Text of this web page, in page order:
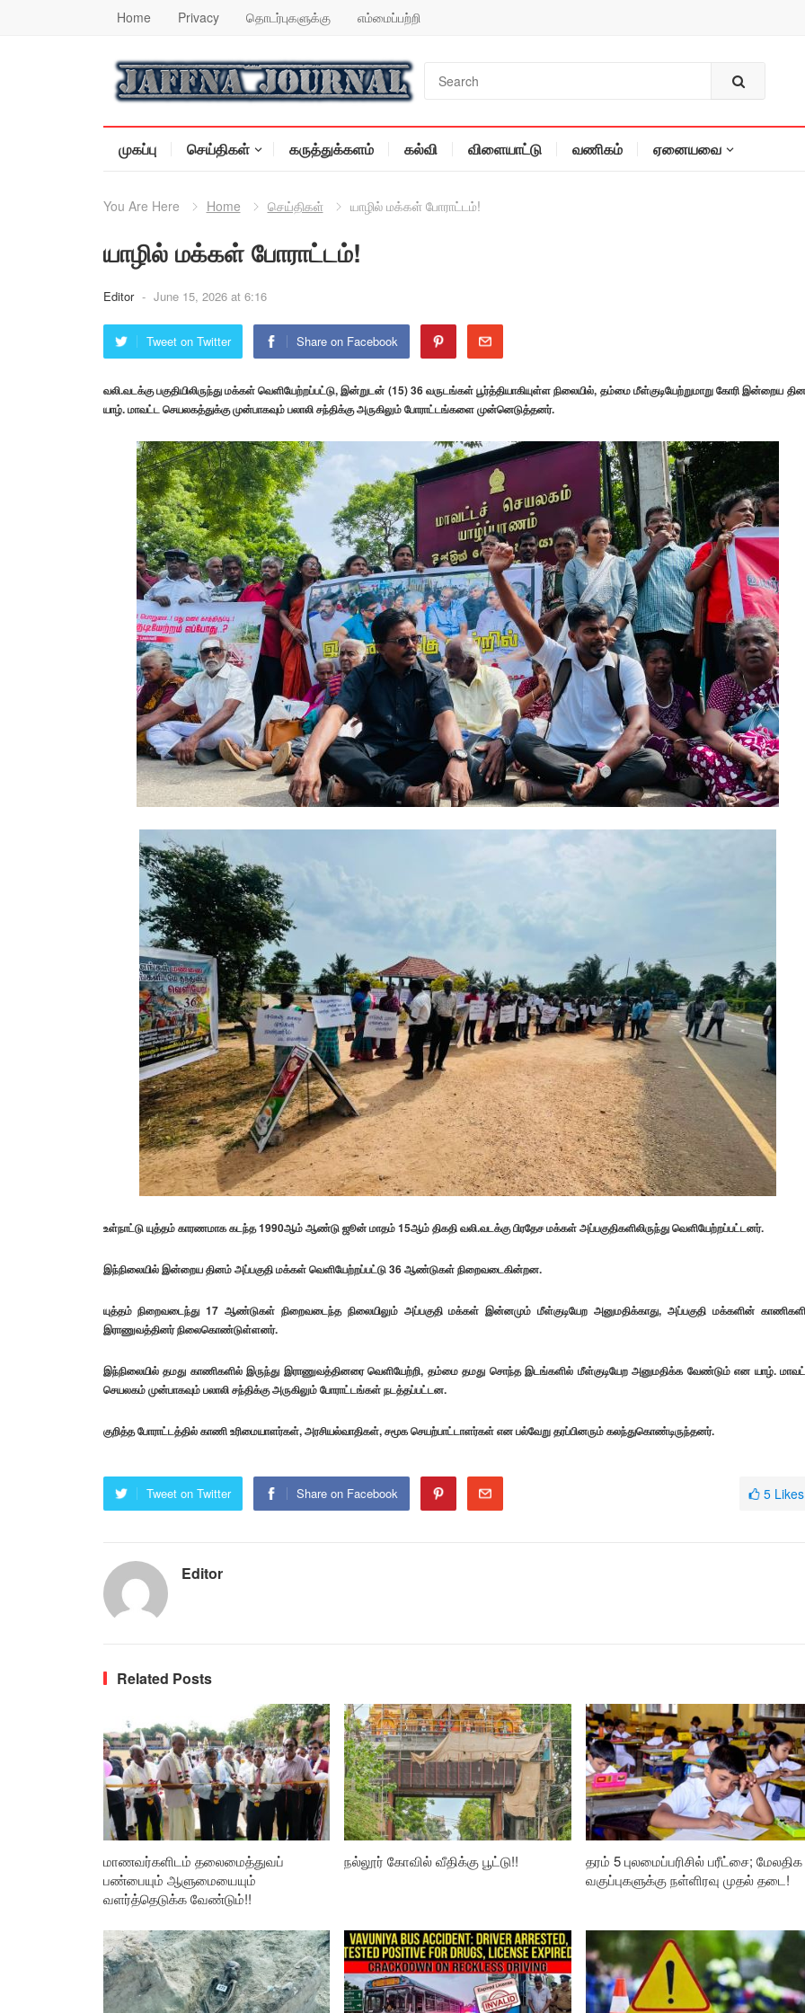
Home Privacy தொடர்புகளுக்கு எம்மைப்பற்றி
முகப்பு செய்திகள் கருத்துக்களம் கல்வி விளையாட்டு வணிகம் ஏனையவை
You Are Here Home செய்திகள் யாழில் மக்கள் போராட்டம்!
யாழில் மக்கள் போராட்டம்!
Editor - June 15, 2026 at 6:16
Tweet on Twitter Share on Facebook
வலி.வடக்கு பகுதியிலிருந்து மக்கள் வெளியேற்றப்பட்டு, இன்றுடன் (15) 36 வருடங்கள் பூர்த்தியாகியுள்ள நிலையில், தம்மை மீள்குடியேற்றுமாறு கோரி இன்றைய
யாழ். மாவட்ட செயலகத்துக்கு முன்பாகவும் பலாலி சந்திக்கு அருகிலும் போராட்டங்களை முன்னெடுத்தனர்.
உள்நாட்டு யுத்தம் காரணமாக கடந்த 1990ஆம் ஆண்டு ஜூன் மாதம் 15ஆம் திகதி வலி.வடக்கு பிரதேச மக்கள் அப்பகுதிகளிலிருந்து வெளியேற்றப்பட்டனர்.
இந்நிலையில் இன்றைய தினம் அப்பகுதி மக்கள் வெளியேற்றப்பட்டு 36 ஆண்டுகள் நிறைவடைகின்றன.
யுத்தம் நிறைவடைந்து 17 ஆண்டுகள் நிறைவடைந்த நிலையிலும் அப்பகுதி மக்கள் இன்னமும் மீள்குடியேற அனுமதிக்காது, அப்பகுதி மக்களின்
இராணுவத்தினர் நிலைகொண்டுள்ளனர்.
இந்நிலையில் தமது காணிகளில் இருந்து இராணுவத்தினரை வெளியேற்றி, தம்மை தமது சொந்த இடங்களில் மீள்குடியேற அனுமதிக்க வேண்டும் என யாழ்.
செயலகம் முன்பாகவும் பலாலி சந்திக்கு அருகிலும் போராட்டங்கள் நடத்தப்பட்டன.
குறித்த போராட்டத்தில் காணி உரிமையாளர்கள், அரசியல்வாதிகள், சமூக செயற்பாட்டாளர்கள் என பல்வேறு தரப்பினரும் கலந்துகொண்டிருந்தனர்.
Tweet on Twitter Share on Facebook 5 Likes
Editor
Related Posts
மாணவர்களிடம் தலைமைத்துவப்
பண்பையும் ஆளுமையையும்
வளர்த்தெடுக்க வேண்டும்!!
நல்லூர் கோவில் வீதிக்கு பூட்டு!!
தரம் 5 புலமைப்பரிசில் பரீட்சை; மேலதிக
வகுப்புகளுக்கு நள்ளிரவு முதல் தடை!